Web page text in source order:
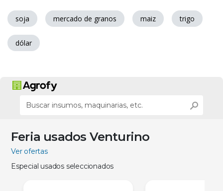
soja mercado de granos maiz trigo
dólar
Feria usados Venturino
Ver ofertas
Especial usados seleccionados